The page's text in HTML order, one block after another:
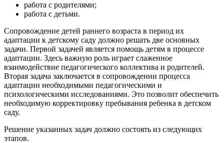
работа с родителями;
работа с детьми.
Сопровождение детей раннего возраста в период их
адаптации к детскому саду должно решать две основных
задачи. Первой задачей является помощь детям в процессе
адаптации. Здесь важную роль играет слаженное
взаимодействие педагогического коллектива и родителей.
Вторая задача заключается в сопровождении процесса
адаптации необходимыми педагогическими и
психологическими исследованиями. Это позволит обеспечить
необходимую корректировку пребывания ребенка в детском
саду.
Решение указанных задач должно состоять из следующих
этапов.